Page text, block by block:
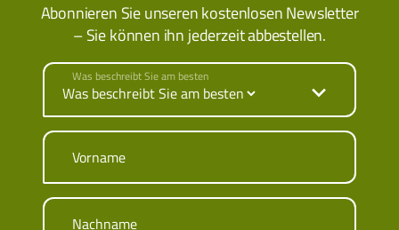
Abonnieren Sie unseren kostenlosen Newsletter
– Sie können ihn jederzeit abbestellen.
Was beschreibt Sie am besten
Vorname
Nachname